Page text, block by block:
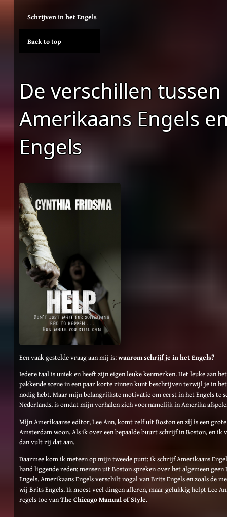
Schrijven in het Engels
Back to top
De verschillen tussen
Amerikaans Engels
Engels
Een vaak gestelde vraag aan mij is:waarom schrijf je in het Engels?
Iedere taal is uniek en heeft zijn eigen leuke kenmerken. Het leuke aan
pakkende scene in een paar korte zinnen kunt beschrijven terwijl je in
nodig hebt. Maar mijn belangrijkste motivatie om eerst in het Engels te
Nederlands, is omdat mijn verhalen zich voornamelijk in Amerika
Mijn Amerikaanse editor, Lee Ann, komt zelf uit Boston en zij is een
Amsterdam woon. Als ik over een bepaalde buurt schrijf in Boston, en ik
dan vult zij dat aan.
Daarmee kom ik meteen op mijn tweede punt: ik schrijf Amerikaans
hand liggende reden: mensen uit Boston spreken over het algemeen
Engels. Amerikaans Engels verschilt nogal van Brits Engels en zoals de
wij Brits Engels. Ik moest veel dingen afleren, maar gelukkig helpt Lee
regels toe vanThe Chicago Manual of Style.